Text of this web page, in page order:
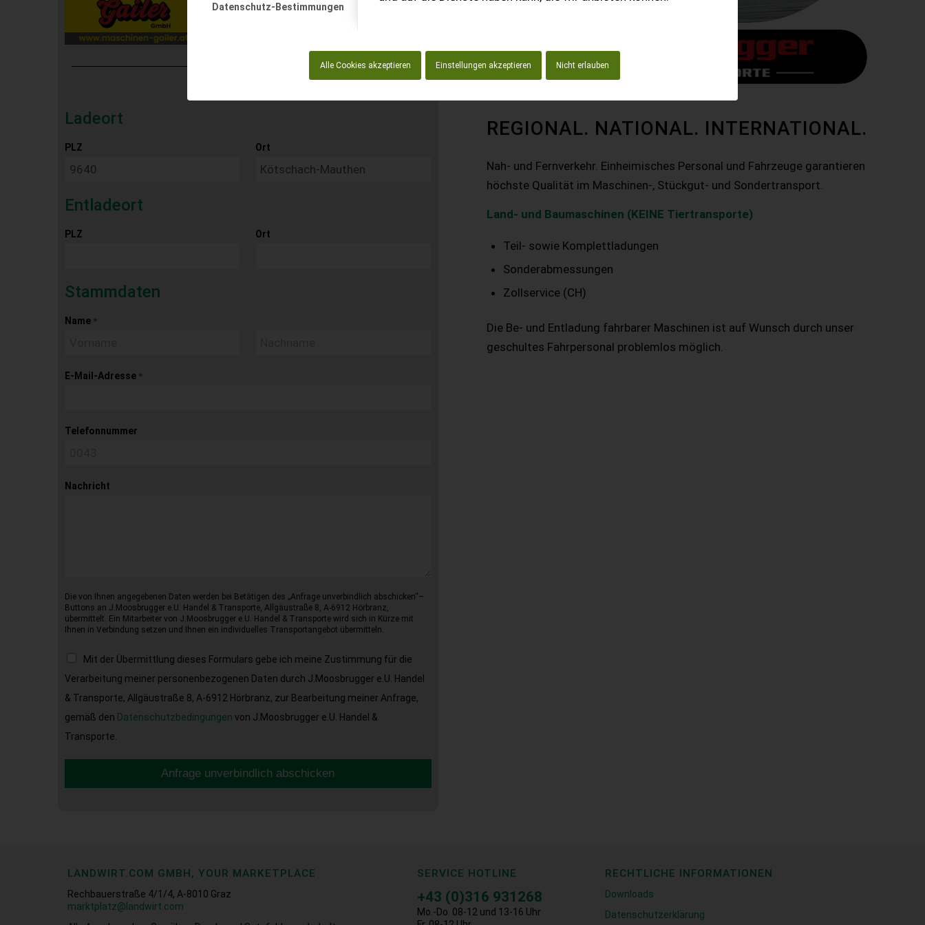
Datenschutz-Bestimmungen
Alle Cookies akzeptieren Einstellungen akzeptieren Nicht erlauben
Ladeort
PLZ Ort
Entladeort
PLZ Ort
Stammdaten
Name *
E-Mail-Adresse *
Telefonnummer
Nachricht
Die von Ihnen angegebenen Daten werden bei Betätigen des „Anfrage unverbindlich abschicken“–
Buttons an J.Moosbrugger e.U. Handel & Transporte, Allgäustraße 8, A-6912 Hörbranz,
übermittelt. Ein Mitarbeiter von J.Moosbrugger e.U. Handel & Transporte wird sich in Kürze mit
Ihnen in Verbindung setzen und Ihnen ein individuelles Transportangebot übermitteln.
Mit der Übermittlung dieses Formulars gebe ich meine Zustimmung für die
Verarbeitung meiner personenbezogenen Daten durch J.Moosbrugger e.U. Handel
& Transporte, Allgäustraße 8, A-6912 Hörbranz, zur Bearbeitung meiner Anfrage,
gemäß den Datenschutzbedingungen von J.Moosbrugger e.U. Handel &
Transporte.
Anfrage unverbindlich abschicken
REGIONAL. NATIONAL. INTERNATIONAL.
Nah- und Fernverkehr. Einheimisches Personal und Fahrzeuge garantieren
höchste Qualität im Maschinen-, Stückgut- und Sondertransport.
Land- und Baumaschinen (KEINE Tiertransporte)
Teil- sowie Komplettladungen
Sonderabmessungen
Zollservice (CH)
Die Be- und Entladung fahrbarer Maschinen ist auf Wunsch durch unser
geschultes Fahrpersonal problemlos möglich.
LANDWIRT.COM GMBH, YOUR MARKETPLACE
Rechbauerstraße 4/1/4, A-8010 Graz
marktplatz@landwirt.com
SERVICE HOTLINE
+43 (0)316 931268
Mo.-Do. 08-12 und 13-16 Uhr
RECHTLICHE INFORMATIONEN
Downloads
Datenschutzerklärung